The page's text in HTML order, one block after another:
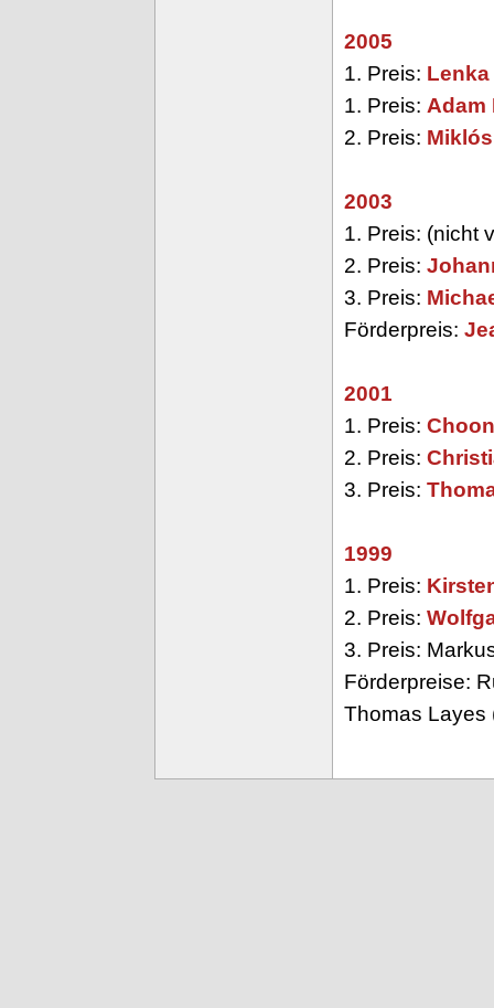
2005
1. Preis:
1. Preis: Adam
2. Preis:
2003
1. Preis: (nicht
2. Preis:
3. Preis:
Förderpreis:
2001
1. Preis:
2. Preis:
3. Preis:
1999
1. Preis:
2. Preis:
3. Preis:
Förderpreise:
Thomas Layes